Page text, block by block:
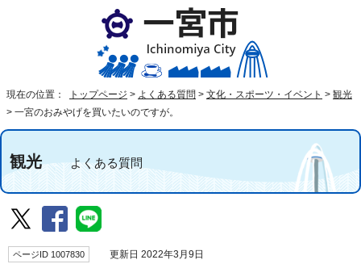
現在の位置： トップページ > よくある質問 > 文化・スポーツ・イベント > 観光
> 一宮のおみやげを買いたいのですが。
観光よくある質問
ページID 1007830 更新日 2022年3月9日